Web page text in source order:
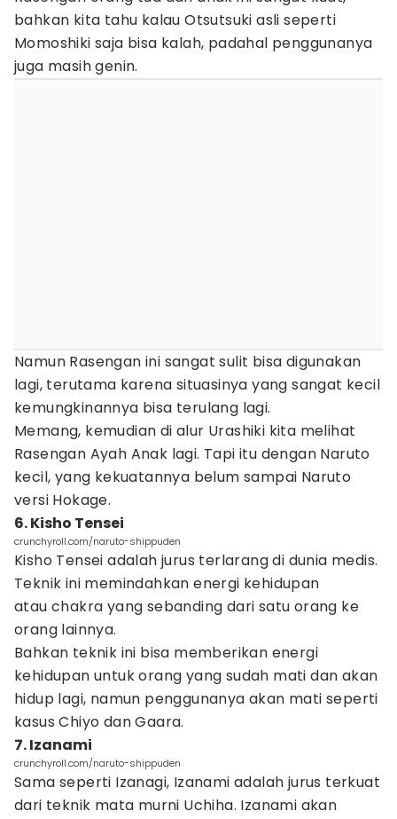
bahkan kita tahu kalau Otsutsuki asli seperti
Momoshiki saja bisa kalah, padahal penggunanya
juga masih genin.
Namun Rasengan ini sangat sulit bisa digunakan
lagi, terutama karena situasinya yang sangat kecil
kemungkinannya bisa terulang lagi.
Memang, kemudian di alur Urashiki kita melihat
Rasengan Ayah Anak lagi. Tapi itu dengan Naruto
kecil, yang kekuatannya belum sampai Naruto
versi Hokage.
6. Kisho Tensei
crunchyroll.com/naruto-shippuden
Kisho Tensei adalah jurus terlarang di dunia medis.
Teknik ini memindahkan energi kehidupan
atau chakra yang sebanding dari satu orang ke
orang lainnya.
Bahkan teknik ini bisa memberikan energi
kehidupan untuk orang yang sudah mati dan akan
hidup lagi, namun penggunanya akan mati seperti
kasus Chiyo dan Gaara.
7. Izanami
crunchyroll.com/naruto-shippuden
Sama seperti Izanagi, Izanami adalah jurus terkuat
dari teknik mata murni Uchiha. Izanami akan